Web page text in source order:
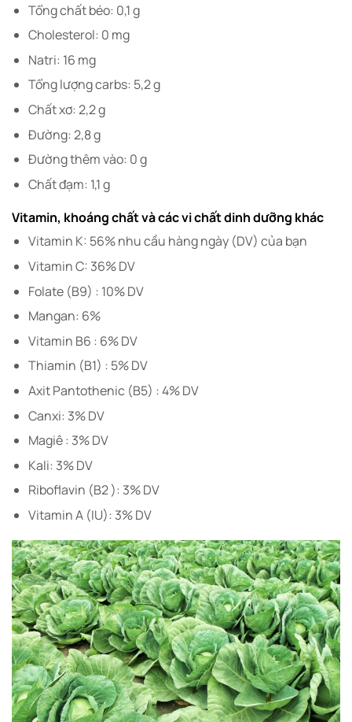
Tổng chất béo: 0,1 g
Cholesterol: 0 mg
Natri: 16 mg
Tổng lượng carbs: 5,2 g
Chất xơ: 2,2 g
Đường: 2,8 g
Đường thêm vào: 0 g
Chất đạm: 1,1 g
Vitamin, khoáng chất và các vi chất dinh dưỡng khác
Vitamin K: 56% nhu cầu hàng ngày (DV) của bạn
Vitamin C: 36% DV
Folate (B9) : 10% DV
Mangan: 6%
Vitamin B6 : 6% DV
Thiamin (B1) : 5% DV
Axit Pantothenic (B5) : 4% DV
Canxi: 3% DV
Magiê : 3% DV
Kali: 3% DV
Riboflavin (B2 ): 3% DV
Vitamin A (IU): 3% DV